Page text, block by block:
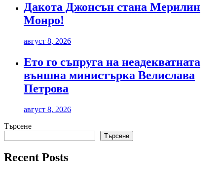
Дакота Джонсън стана Мерилин
Монро!
август 8, 2026
Ето го съпруга на неадекватната
външна министърка Велислава
Петрова
август 8, 2026
Търсене
Търсене
Recent Posts